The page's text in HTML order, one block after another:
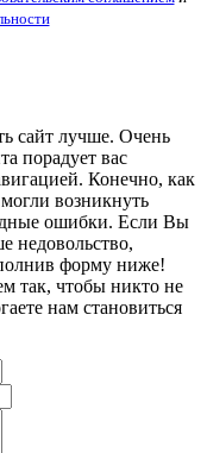
сайт лучше. Очень
порадует вас
Конечно, как
возникнуть
ошибки. Если Вы
недовольство,
форму ниже!
так, чтобы никто не
нам становиться